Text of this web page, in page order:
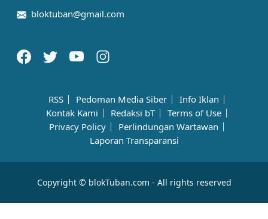
bloktuban@gmail.com
RSS Pedoman Media Siber
Info Iklan
Kontak Kami
Redaksi bT
Terms of Use
Privacy Policy
Perlindungan Wartawan
Laporan Transparansi
Copyright © blokTuban.com - All rights reserved